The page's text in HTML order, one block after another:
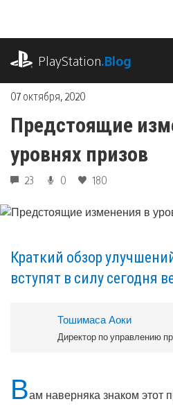
содержимому
PlayStation.Blog
07 октября, 2020
Предстоящие
уровнях призов
23 0 180
Краткий обзор
вступят в силу сегодня
Тошимаса Аоки
Директор по управлению
Вам наверняка знаком этот